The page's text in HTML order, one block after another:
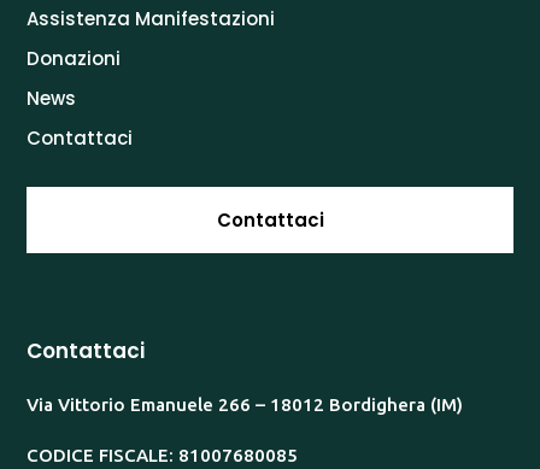
Assistenza Manifestazioni
Donazioni
News
Contattaci
Contattaci
Contattaci
Via Vittorio Emanuele 266 – 18012 Bordighera (IM)
CODICE FISCALE: 81007680085